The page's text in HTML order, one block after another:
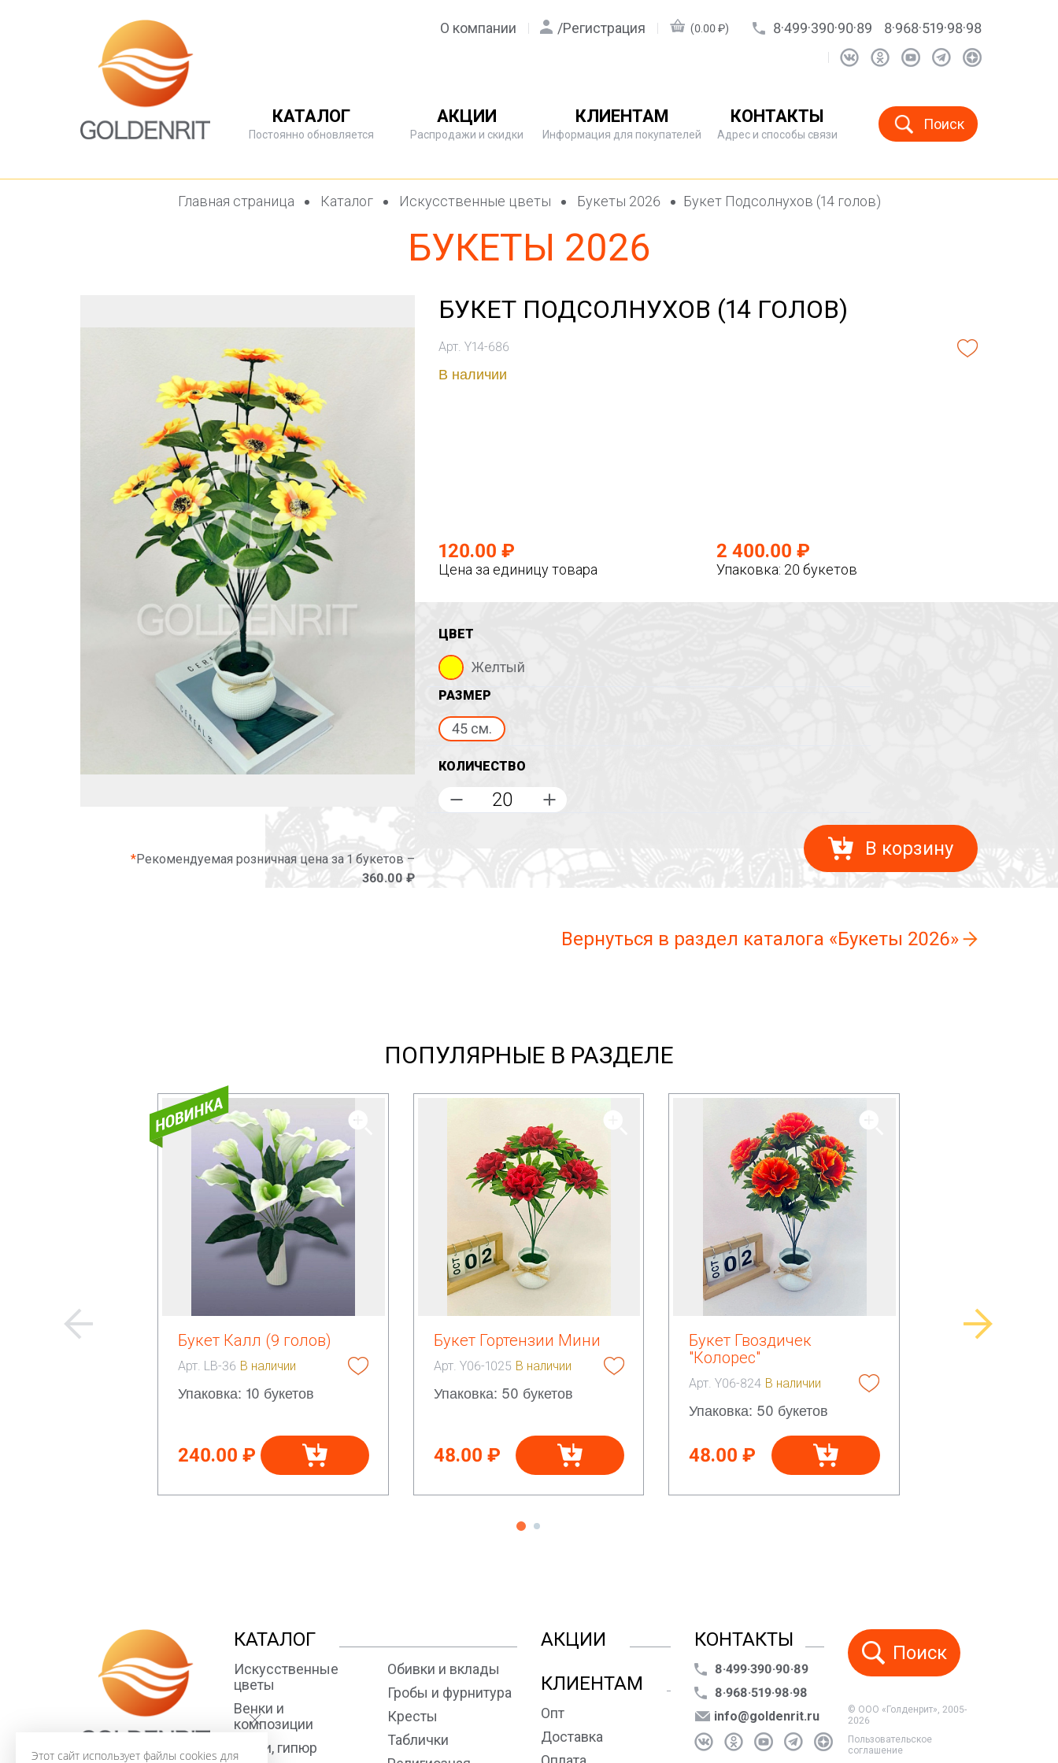
О компании /Регистрация (0.00 ₽) 8·499·390·90·89 8·968·519·98·98
КАТАЛОГ
Постоянно обновляется
АКЦИИ
Распродажи и скидки
КЛИЕНТАМ
Информация для покупателей
КОНТАКТЫ
Адрес и способы связи
Поиск
Главная страница Каталог Искусственные цветы Букеты 2026 Букет Подсолнухов (14 голов)
БУКЕТЫ 2026
*Рекомендуемая розничная цена за 1 букетов –
360.00 ₽
БУКЕТ ПОДСОЛНУХОВ (14 ГОЛОВ)
Арт. Y14-686
В наличии
120.00 ₽
Цена за единицу товара
2 400.00 ₽
Упаковка: 20 букетов
ЦВЕТ
Желтый
РАЗМЕР
45 см.
КОЛИЧЕСТВО
В корзину
Вернуться в раздел каталога «Букеты 2026»
ПОПУЛЯРНЫЕ В РАЗДЕЛЕ
Букет Калл (9 голов)
Арт. LB-36 В наличии
Упаковка: 10 букетов
240.00 ₽
Букет Гортензии Мини
Арт. Y06-1025 В наличии
Упаковка: 50 букетов
48.00 ₽
Букет Гвоздичек
"Колорес"
Арт. Y06-824 В наличии
Упаковка: 50 букетов
48.00 ₽
КАТАЛОГ
Искусственные
цветы
Венки и
композиции
Ткани, гипюр
Обивки и вклады
Гробы и фурнитура
Кресты
Таблички
АКЦИИ
КЛИЕНТАМ
Опт
Доставка
КОНТАКТЫ
8·499·390·90·89
8·968·519·98·98
info@goldenrit.ru
Поиск
© ООО «Голденрит», 2005-
2026
Пользовательское
соглашение
Этот сайт использует файлы cookies для